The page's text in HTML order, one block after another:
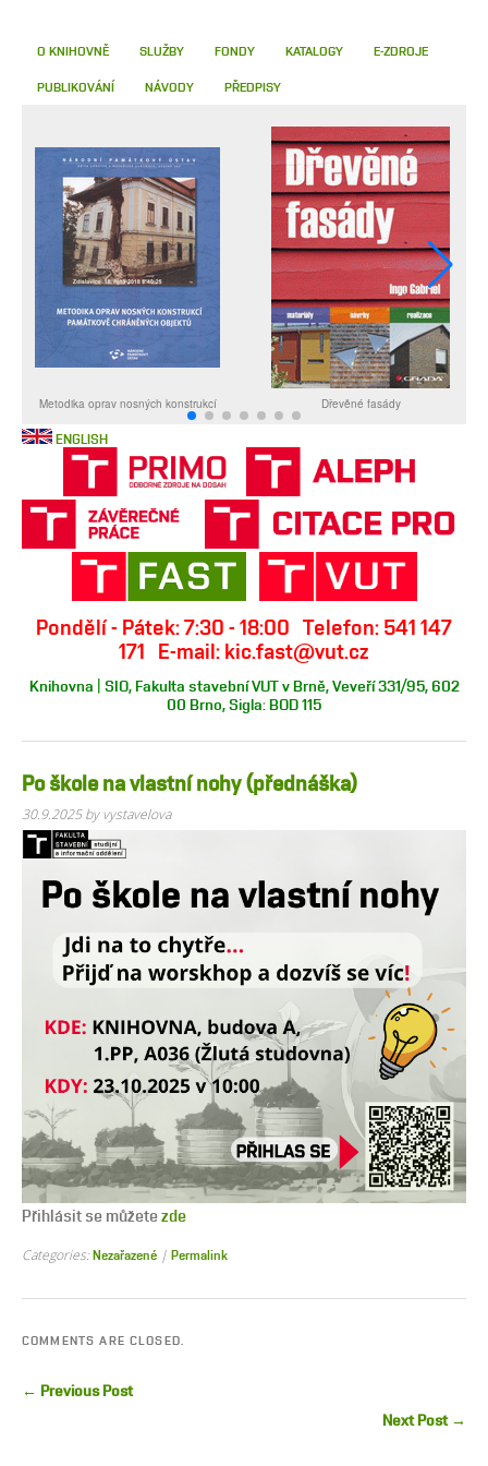
O KNIHOVNĚ SLUŽBY FONDY KATALOGY E-ZDROJE
PUBLIKOVÁNÍ NÁVODY PŘEDPISY
ENGLISH
Pondělí - Pátek: 7:30 - 18:00 Telefon: 541 147
171 E-mail: kic.fast@vut.cz
Knihovna | SIO, Fakulta stavební VUT v Brně, Veveří 331/95, 602
00 Brno, Sigla: BOD 115
Po škole na vlastní nohy (přednáška)
30.9.2025 by vystavelova
Přihlásit se můžetezde
Categories:Nezařazené | Permalink
COMMENTS ARE CLOSED.
← Previous Post
Next Post →